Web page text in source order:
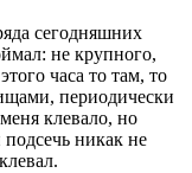
сегодняшних
не крупного,
часа то там, то
периодически
клевало, но
никак не